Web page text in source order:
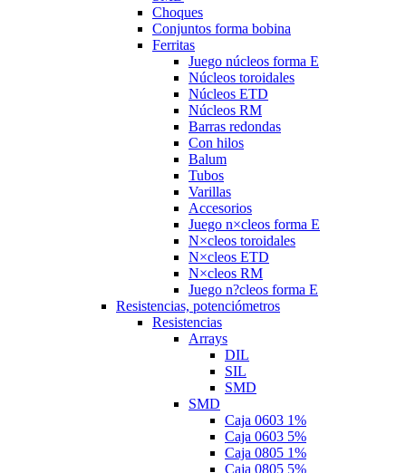
Choques
Conjuntos forma bobina
Ferritas
Juego núcleos forma E
Núcleos toroidales
Núcleos ETD
Núcleos RM
Barras redondas
Con hilos
Balum
Tubos
Varillas
Accesorios
Juego n×cleos forma E
N×cleos toroidales
N×cleos ETD
N×cleos RM
Juego n?cleos forma E
Resistencias, potenciómetros
Resistencias
Arrays
DIL
SIL
SMD
SMD
Caja 0603 1%
Caja 0603 5%
Caja 0805 1%
Caja 0805 5%